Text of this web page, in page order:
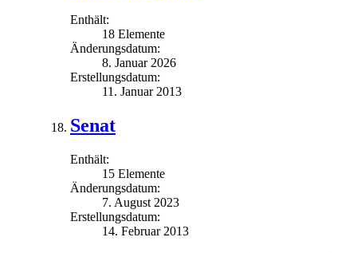
Enthält:
18 Elemente
Änderungsdatum:
8. Januar 2026
Erstellungsdatum:
11. Januar 2013
Senat
Enthält:
15 Elemente
Änderungsdatum:
7. August 2023
Erstellungsdatum:
14. Februar 2013